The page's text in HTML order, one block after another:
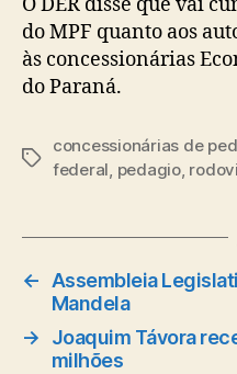
do MPF quanto aos
às concessionárias
do Paraná.
Tags
concessionárias de
federal, pedagio,
←
Assembleia
Mandela
→
Joaquim Távora
milhões